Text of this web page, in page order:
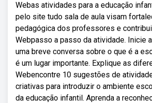
Webas atividades para a educação
pelo site tudo sala de aula visam
pedagógica dos professores e
Webpasso a passo da atividade. Inicie
uma breve conversa sobre o que é a
é um lugar importante. Explique as
Webencontre 10 sugestões de
criativas para introduzir o ambiente
da educação infantil. Aprenda a